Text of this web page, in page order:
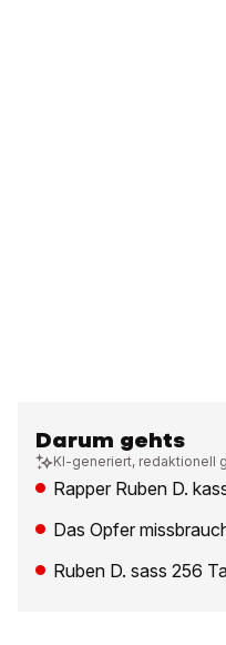
Darum gehts
KI-generiert, redaktionell
Rapper Ruben D.
Das Opfer
Ruben D. sass 256